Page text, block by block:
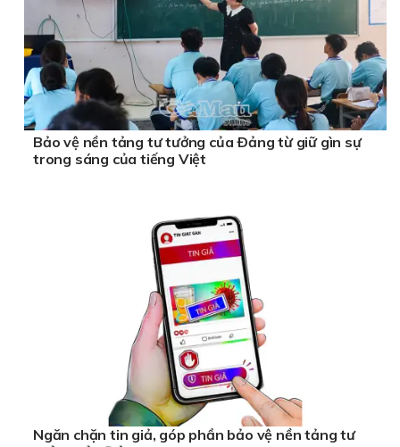
Bảo vệ nền tảng tư tưởng của Ðảng từ giữ gìn sự
trong sáng của tiếng Việt
Ngăn chặn tin giả, góp phần bảo vệ nền tảng tư